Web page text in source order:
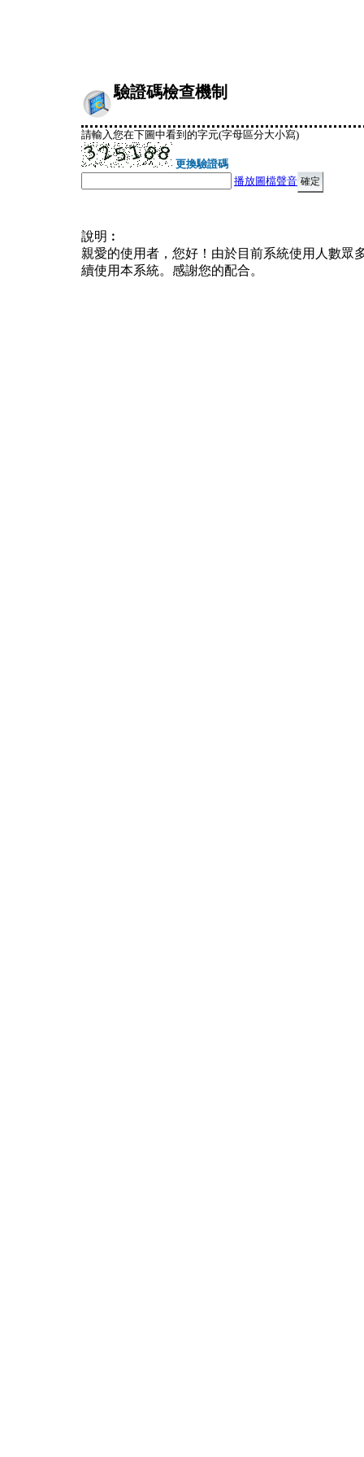
驗證碼檢查機制
請輸入您在下圖中看到的字元(字母區分大小寫)
更換驗證碼
播放圖檔聲音
說明︰
親愛的使用者，您好！由於目前系統使用人數眾
續使用本系統。感謝您的配合。